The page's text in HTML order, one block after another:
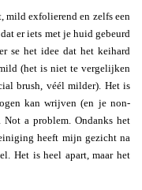
mild exfolierend en zelfs een
er iets met je huid gebeurd
se het idee dat het keihard
(het is niet te vergelijken
brush, véél milder). Het is
kan wrijven (en je non-
Not a problem. Ondanks het
heeft mijn gezicht na
Het is heel apart, maar het